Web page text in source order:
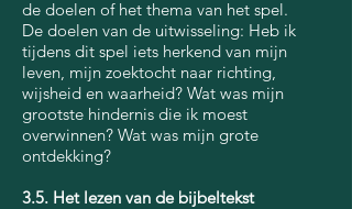
de doelen of het thema van het spel.
De doelen van de uitwisseling: Heb ik
tijdens dit spel iets herkend van mijn
leven, mijn zoektocht naar richting,
wijsheid en waarheid? Wat was mijn
grootste hindernis die ik moest
overwinnen? Wat was mijn grote
ontdekking?
3.5. Het lezen van de bijbeltekst